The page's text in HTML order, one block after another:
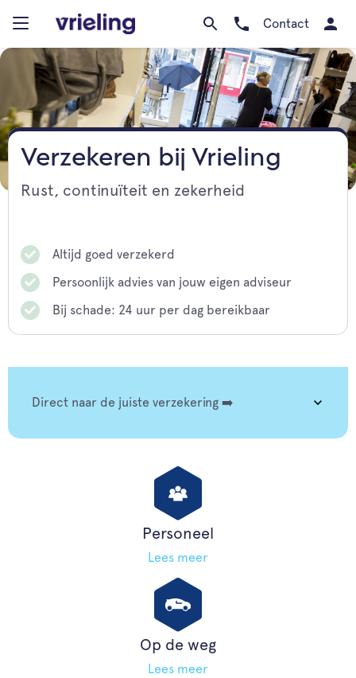
Contact
Verzekeren bij Vrieling
Rust, continuïteit en zekerheid
Altijd goed verzekerd
Persoonlijk advies van jouw eigen adviseur
Bij schade: 24 uur per dag bereikbaar
Direct naar de juiste verzekering ➡️
Personeel
Lees meer
Op de weg
Lees meer